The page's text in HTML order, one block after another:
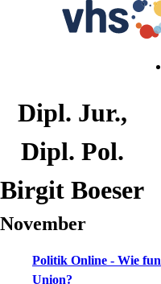
Dipl. Jur.,
Dipl. Pol.
Birgit Boeser
November
Politik Online - Wie
Union?